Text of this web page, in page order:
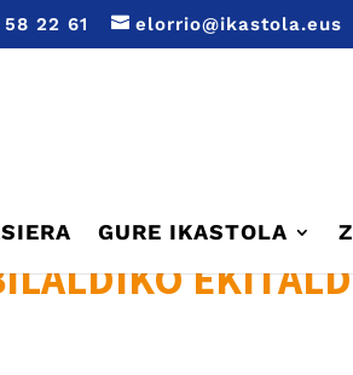
22 61 elorrio@ikastola.eus
GURE IKASTOLA